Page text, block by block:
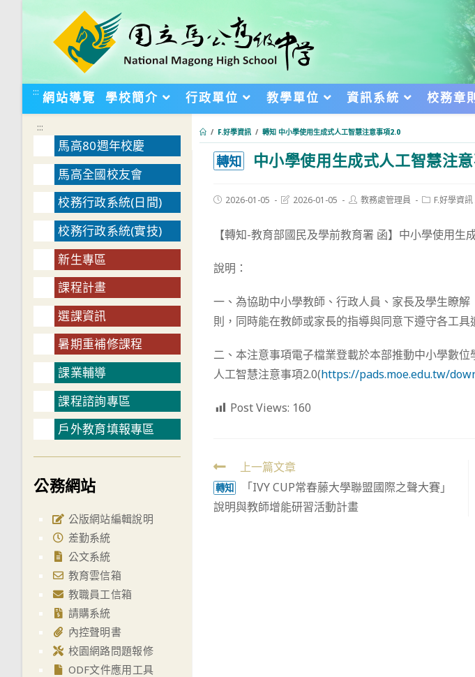
::: 網站導覽 學校簡介 行政單位 教學單位 資訊系統 校務章
/ F.好學資訊 / 轉知 中小學使用生成式人工智慧注意事項2.0
轉知 中小學使用生成式人工智慧注
Post2026-01-05
Post2026-01-05
Post教務處管理員
PostF.好學資訊
【轉知-教育部國民及學前教育署 函】中小學使用生
說明：
一、為協助中小學教師、行政人員、家長及學生瞭
則，同時能在教師或家長的指導與同意下遵守各工具
二、本注意事項電子檔業登載於本部推動中小學數
人工智慧注意事項2.0(https://pads.moe.edu.tw/
Post Views: 160
Read
more
articles
上一篇文章
轉知
「IVY CUP常春藤大學聯盟國際之聲大賽」
說明與教師增能研習活動計畫
:::
馬高80週年校慶
馬高全國校友會
校務行政系統(日間)
校務行政系統(實技)
新生專區
課程計畫
選課資訊
暑期重補修課程
課業輔導
課程諮詢專區
戶外教育填報專區
公務網站
公版網站編輯說明
差勤系統
公文系統
教育雲信箱
教職員工信箱
請購系統
內控聲明書
校園網路問題報修
ODF文件應用工具